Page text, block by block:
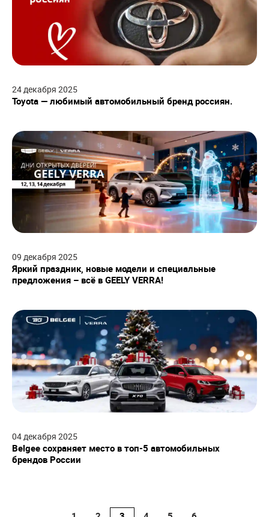
24 декабря 2025
Toyota — любимый автомобильный бренд россиян.
09 декабря 2025
Яркий праздник, новые модели и специальные
предложения – всё в GEELY VERRA!
04декабря 2025
Belgee сохраняет место в топ-5 автомобильных
брендов России